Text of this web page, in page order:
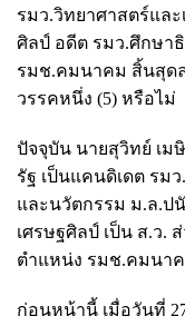
รมว.วิทยาศาสตร์และ
ศิลป์ อดีต รมว.ศึกษา
รมช.คมนาคม สิ้นสุด
วรรคหนึ่ง (5) หรือไม่
ปัจจุบัน นายสุวิทย์ เม
รัฐ เป็นแคนดิเดต รม
และนวัตกรรม ม.ล.ป
เศรษฐศิลป์ เป็น ส.ว.
ตำแหน่ง รมช.คมนา
ก่อนหน้านี้ เมื่อวันที่